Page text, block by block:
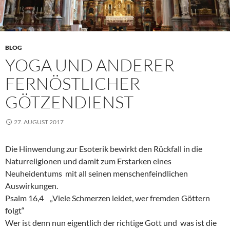
BLOG
YOGA UND ANDERER
FERNÖSTLICHER
GÖTZENDIENST
27. AUGUST 2017
Die Hinwendung zur Esoterik bewirkt den Rückfall in die
Naturreligionen und damit zum Erstarken eines
Neuheidentums mit all seinen menschenfeindlichen
Auswirkungen.
Psalm 16,4 „Viele Schmerzen leidet, wer fremden Göttern
folgt“
Wer ist denn nun eigentlich der richtige Gott und was ist die